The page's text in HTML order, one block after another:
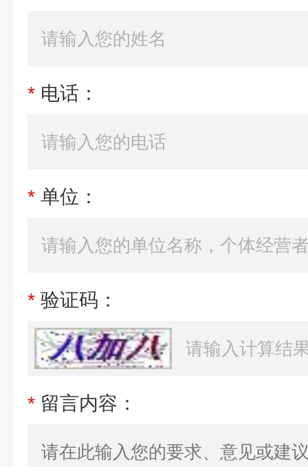
* 电话：
* 单位：
* 验证码：
* 留言内容：